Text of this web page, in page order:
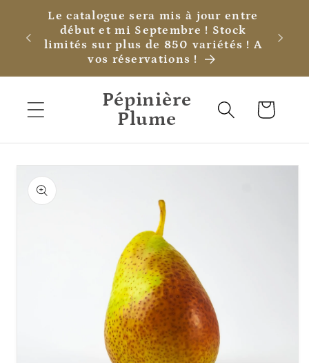
passer
au
contenu
Le catalogue sera mis à jour entre
début et mi Septembre ! Stock
limités sur plus de 850 variétés ! A
vos réservations !
Pépinière
Plume
Panier
Passer aux
informations
produits